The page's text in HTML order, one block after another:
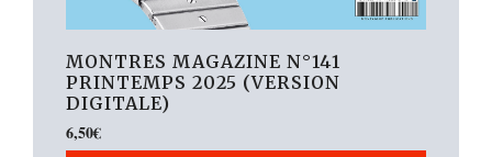
MONTRES MAGAZINE N°141
PRINTEMPS 2025 (VERSION
DIGITALE)
6,50€